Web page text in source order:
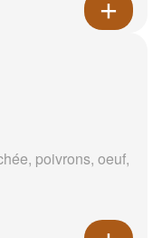
poivrons, oeuf,